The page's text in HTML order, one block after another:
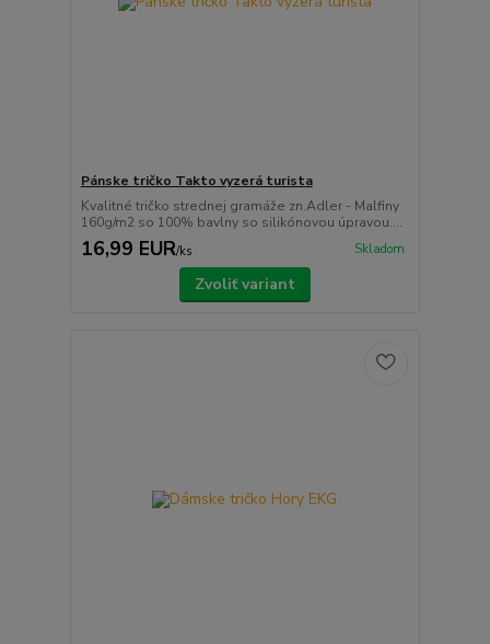
Pánske tričko Takto vyzerá turista
Kvalitné tričko strednej gramáže zn.Adler - Malfiny
160g/m2 so 100% bavlny so silikónovou úpravou....
16,99 EUR/ks Skladom
Zvoliť variant